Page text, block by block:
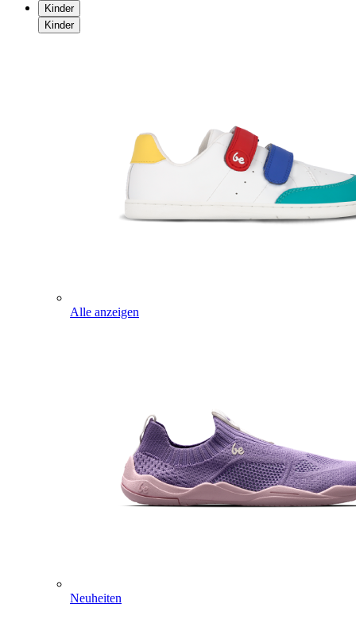
Kinder
Kinder
Alle anzeigen
Neuheiten